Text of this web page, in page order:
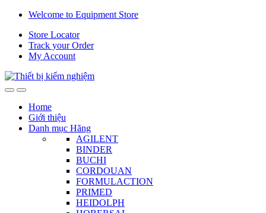
Skip
navigation
Skip
content
Welcome to Equipment Store
Store Locator
Track your Order
My Account
Home
Giới thiệu
Danh mục Hãng
AGILENT
BINDER
BUCHI
CORDOUAN
FORMULACTION
PRIMED
HEIDOLPH